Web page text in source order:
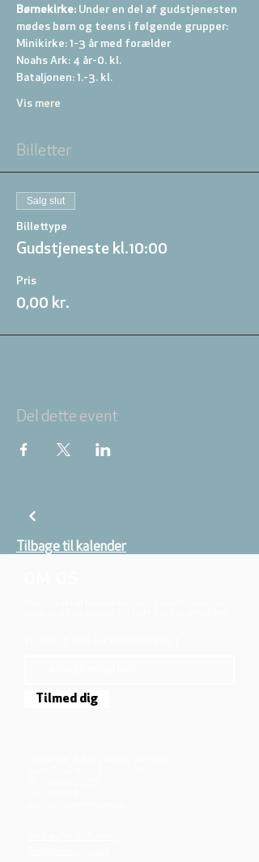
Børnekirke: Under en del af gudstjenesten
mødes børn og teens i følgende grupper:
Minikirke: 1-3 år med forælder
Noahs Ark: 4 år-0. kl.
Bataljonen: 1.-3. kl.
Vis mere
Billetter
Salg slut
Billettype
Gudstjeneste kl.10:00
Pris
0,00 kr.
Del dette event
Tilbage til kalender
Tilmed dig